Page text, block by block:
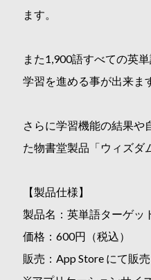
ます。
また1,900語すべての英
学習を進める事が出来ま
さらに学習機能の結果や
た物書堂製品「ウィズダ
【製品仕様】
製品名：英単語ターゲッ
価格：600円（税込）
販売：App Store にて販売